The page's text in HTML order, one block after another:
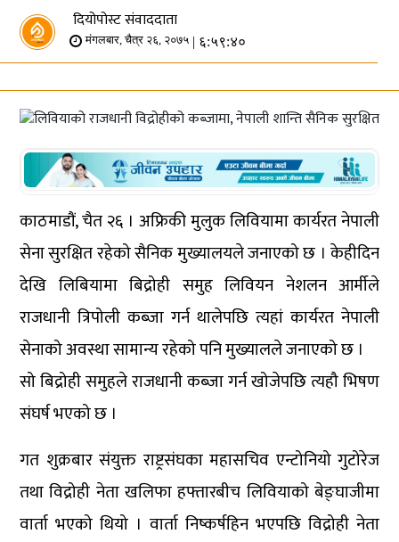
दियोपोस्ट संवाददाता
मंगलबार, चैत्र २६, २०७५ | ६:५९:४०
काठमाडौं, चैत २६ । अफ्रिकी मुलुक लिवियामा कार्यरत नेपाली
सेना सुरक्षित रहेको सैनिक मुख्यालयले जनाएको छ । केहीदिन
देखि लिबियामा बिद्रोही समुह लिवियन नेशलन आर्मीले
राजधानी त्रिपोली कब्जा गर्न थालेपछि त्यहां कार्यरत नेपाली
सेनाको अवस्था सामान्य रहेको पनि मुख्यालले जनाएको छ ।
सो बिद्रोही समुहले राजधानी कब्जा गर्न खोजेपछि त्यहौ भिषण
संघर्ष भएको छ ।
गत शुक्रबार संयुक्त राष्ट्रसंघका महासचिव एन्टोनियो गुटोरेज
तथा विद्रोही नेता खलिफा हफ्तारबीच लिवियाको बेङ्घाजीमा
वार्ता भएको थियो । वार्ता निष्कर्षहिन भएपछि विद्रोही नेता